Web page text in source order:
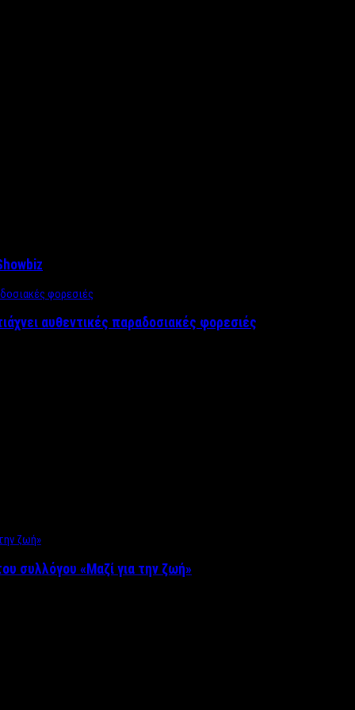
αυθεντικές παραδοσιακές φορεσιές
συλλόγου «Μαζί για την ζωή»